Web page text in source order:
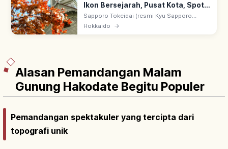
Ikon Bersejarah, Pusat Kota, Spot
Utama
Sapporo Tokeidai (resmi Kyu Sapporo
Nogakko Enbujo): didirikan 1878 sebagai
Hokkaido →
Alasan Pemandangan Malam
Gunung Hakodate Begitu Populer
Pemandangan spektakuler yang tercipta dari
topografi unik